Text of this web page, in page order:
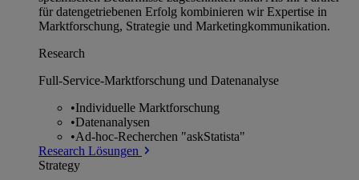
für datengetriebenen Erfolg kombinieren wir Expertise in
Marktforschung, Strategie und Marketingkommunikation.
Research
Full-Service-Marktforschung und Datenanalyse
•Individuelle Marktforschung
•Datenanalysen
•Ad-hoc-Recherchen "askStatista"
Research Lösungen
Strategy